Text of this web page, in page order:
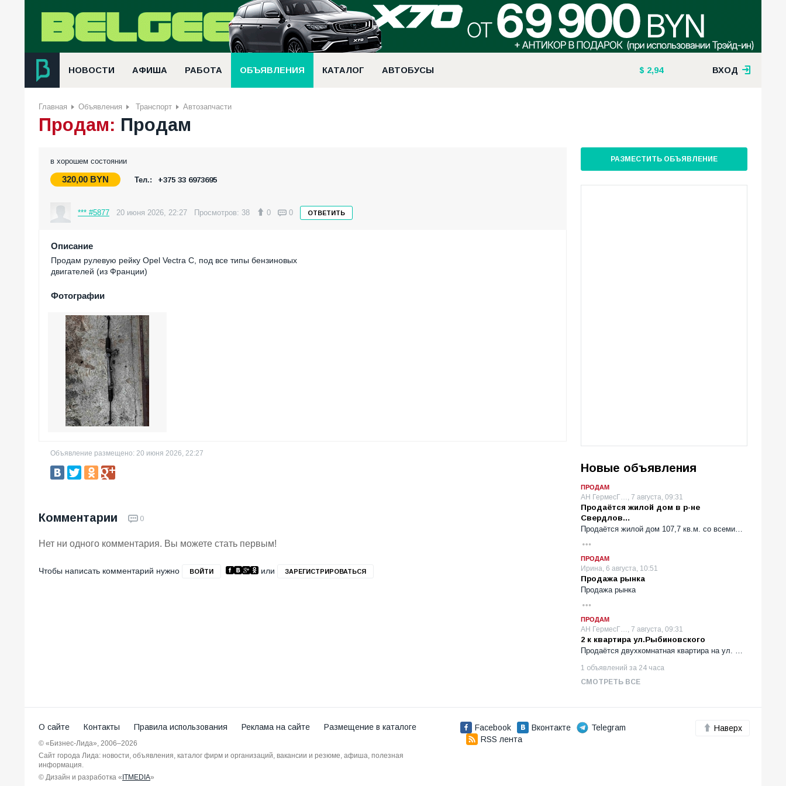
НОВОСТИ АФИША РАБОТА ОБЪЯВЛЕНИЯ КАТАЛОГ АВТОБУСЫ 2,94 ВХОД
Главная Объявления Транспорт Автозапчасти
Продам: Продам
в хорошем состоянии
320,00 BYN Тел.: +375 33 6973695
*** #5877 20 июня 2026, 22:27 Просмотров: 38 0 0 ОТВЕТИТЬ
Описание
Продам рулевую рейку Opel Vectra C, под все типы бензиновых
двигателей (из Франции)
Фотографии
Объявление размещено: 20 июня 2026, 22:27
Комментарии 0
Нет ни одного комментария. Вы можете стать первым!
Чтобы написать комментарий нужно ВОЙТИ или ЗАРЕГИСТРИРОВАТЬСЯ
РАЗМЕСТИТЬ ОБЪЯВЛЕНИЕ
Новые объявления
ПРОДАМ
АН ГермесГ…, 7 августа, 09:31
Продаётся жилой дом в р-не
Свердлов…
Продаётся жилой дом 107,7 кв.м. со всеми…
ПРОДАМ
Ирина, 6 августа, 10:51
Продажа рынка
Продажа рынка
ПРОДАМ
АН ГермесГ…, 7 августа, 09:31
2 к квартира ул.Рыбиновского
Продаётся двухкомнатная квартира на ул. …
1 объявлений за 24 часа
СМОТРЕТЬ ВСЕ
О сайте Контакты Правила использования Реклама на сайте Размещение в каталоге
© «Бизнес-Лида», 2006–2026
Сайт города Лида: новости, объявления, каталог фирм и организаций, вакансии и резюме, афиша, полезная
информация.
© Дизайн и разработка « ITMEDIA»
Facebook Вконтакте
Telegram
RSS лента
Наверх